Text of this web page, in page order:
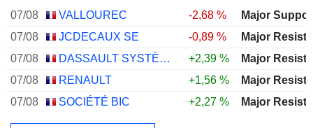
07/08 VALLOUREC
-2,68 %
07/08
JCDECAUX SE
-0,89 %
07/08
DASSAULT SYSTÈMES SE
+2,39 %
07/08
RENAULT
+1,56 %
07/08
SOCIÉTÉ BIC +2,27 %